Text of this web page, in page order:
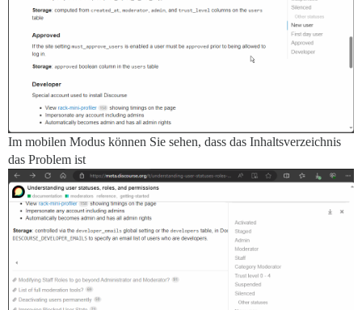
Im mobilen Modus können Sie sehen, dass das Inhaltsverzeichnis
das Problem ist